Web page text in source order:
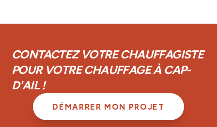
CONTACTEZ VOTRE CHAUFFAGISTE
POUR VOTRE CHAUFFAGE À CAP-
D'AIL !
DÉMARRER MON PROJET